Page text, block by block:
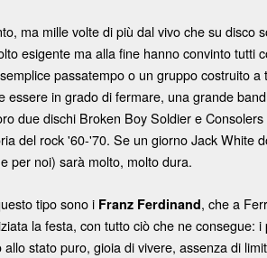
ma mille volte di più dal vivo che su disco
esigente ma alla fine hanno convinto tutti
passatempo o un gruppo costruito
essere in grado di fermare, una grande
due dischi Broken Boy Soldier e
del rock '60-'70. Se un giorno Jack White
per noi) sarà molto, molto dura.
tipo sono i Franz Ferdinand, che a
la festa, con tutto ciò che ne consegue:
stato puro, gioia di vivere, assenza di